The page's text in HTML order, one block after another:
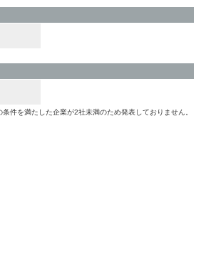
件を満たした企業が2社未満のため発表しておりません。